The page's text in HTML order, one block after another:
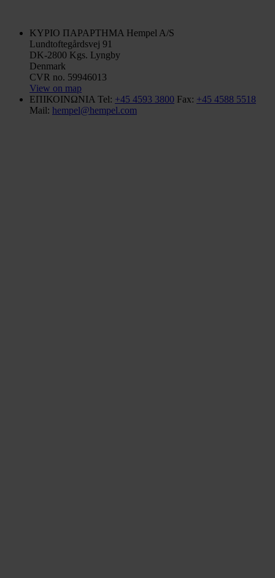
ΚΥΡΙΟ ΠΑΡΑΡΤΗΜΑ Hempel A/S
Lundtoftegårdsvej 91
DK-2800 Kgs. Lyngby
Denmark
CVR no. 59946013
View on map
ΕΠΙΚΟΙΝΩΝΙΑ Tel: +45 4593 3800 Fax: +45 4588 5518
Mail: hempel@hempel.com